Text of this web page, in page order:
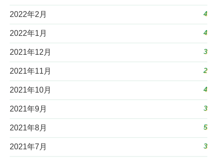
2022年2月 4
2022年1月 4
2021年12月 3
2021年11月 2
2021年10月 4
2021年9月 3
2021年8月 5
2021年7月 3